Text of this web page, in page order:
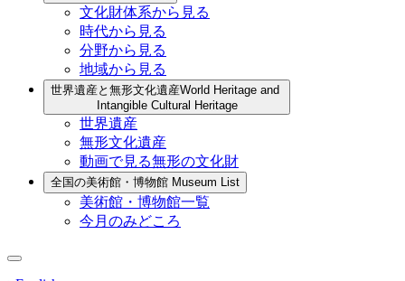
文化財体系から見る
時代から見る
分野から見る
地域から見る
世界遺産と無形文化遺産World Heritage and
Intangible Cultural Heritage
世界遺産
無形文化遺産
動画で見る無形の文化財
全国の美術館・博物館 Museum List
美術館・博物館一覧
今月のみどころ